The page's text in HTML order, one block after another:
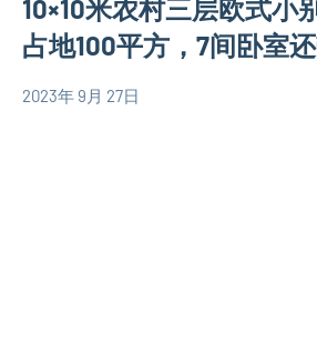
代
别
设
别
墅
设
10×10米农村三层欧式小
占地100平方，7间卧室
2023年 9月 27日
yacool